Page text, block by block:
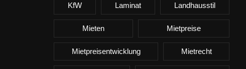
KfW Laminat Landhausstil
Mieten Mietpreise
Mietpreisentwicklung Mietrecht